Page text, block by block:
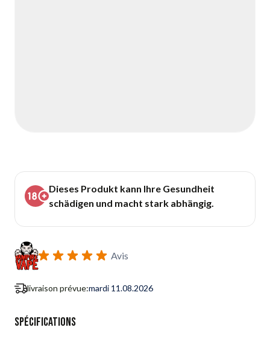
Dieses Produkt kann Ihre Gesundheit
schädigen und macht stark abhängig.
Avis
livraison prévue:mardi 11.08.2026
Spécifications